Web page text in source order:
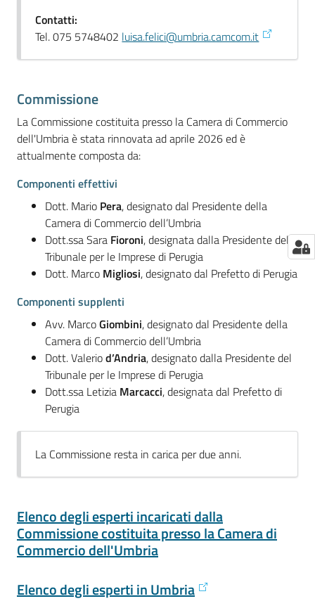
Contatti:
Tel. 075 5748402 luisa.felici@umbria.camcom.it
Commissione
La Commissione costituita presso la Camera di Commercio
dell'Umbria è stata rinnovata ad aprile 2026 ed è
attualmente composta da:
Componenti effettivi
Dott. Mario Pera, designato dal Presidente della
Camera di Commercio dell’Umbria
Dott.ssa Sara Fioroni, designata dalla Presidente del
Tribunale per le Imprese di Perugia
Dott. Marco Migliosi, designato dal Prefetto di Perugia
Componenti supplenti
Avv. MarcoGiombini, designato dal Presidente della
Camera di Commercio dell’Umbria
Dott. Valeriod’Andria, designato dalla Presidente del
Tribunale per le Imprese di Perugia
Dott.ssa Letizia Marcacci, designata dal Prefetto di
Perugia
La Commissione resta in carica per due anni.
Elenco degli esperti incaricati dalla
Commissione costituita presso la Camera di
Commercio dell'Umbria
Elenco degli esperti in Umbria